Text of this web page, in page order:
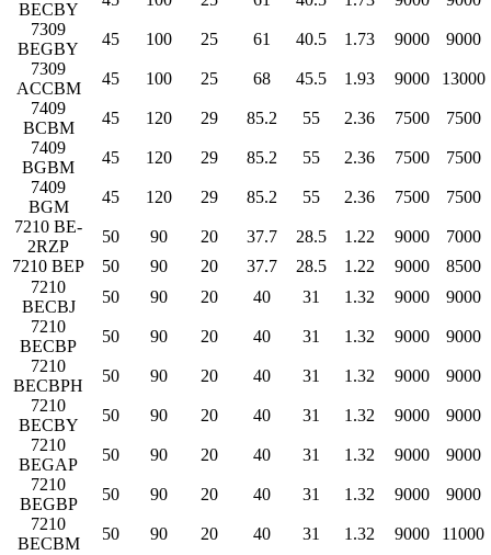
BECBY
7309
BEGBY
45 100 25 61 40.5 1.73 9000
9000
7309
ACCBM
45 100 25 68 45.5 1.93 9000
13000
7409
BCBM
45 120 29 85.2 55 2.36 7500
7500
7409
BGBM
45 120 29 85.2 55 2.36 7500
7500
7409
BGM
45 120 29 85.2 55 2.36 7500
7500
7210 BE-
2RZP
50 90 20 37.7 28.5 1.22 9000
7000
7210 BEP
50 90 20 37.7 28.5 1.22 9000
8500
7210
BECBJ
50 90 20 40 31 1.32 9000
9000
7210
BECBP
50 90 20 40 31 1.32 9000
9000
7210
BECBPH
50 90 20 40 31 1.32 9000
9000
7210
BECBY
50 90 20 40 31 1.32 9000
9000
7210
BEGAP
50 90 20 40 31 1.32 9000
9000
7210
BEGBP
50 90 20 40 31 1.32 9000
9000
7210
BECBM
50 90 20 40 31 1.32 9000
11000